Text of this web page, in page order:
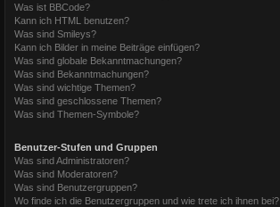
Was ist BBCode?
Kann ich HTML benutzen?
Was sind Smileys?
Kann ich Bilder in meine Beiträge einfügen?
Was sind globale Bekanntmachungen?
Was sind Bekanntmachungen?
Was sind wichtige Themen?
Was sind geschlossene Themen?
Was sind Themen-Symbole?
Benutzer-Stufen und Gruppen
Was sind Administratoren?
Was sind Moderatoren?
Was sind Benutzergruppen?
Wo finde ich die Benutzergruppen und wie trete ich ihnen bei?